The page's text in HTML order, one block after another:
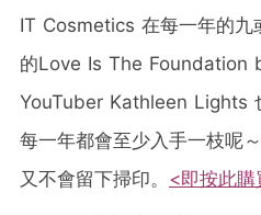
IT Cosmetics 在每一年的九
的Love Is The Foundation
YouTuber Kathleen Lights
每一年都會至少入手一枝呢
又不會留下掃印。 <即按此購